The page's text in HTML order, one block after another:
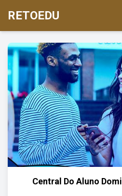
RETOEDU
Central Do Aluno